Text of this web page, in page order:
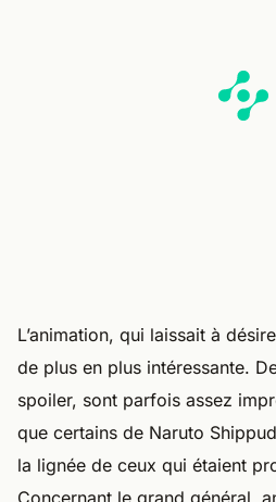
L’animation, qui laissait à
de plus en plus intéressante.
spoiler, sont parfois assez
que certains de Naruto
la lignée de ceux qui étaient
Concernant le grand général,